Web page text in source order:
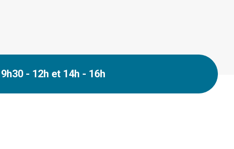
- 12h et 14h - 16h